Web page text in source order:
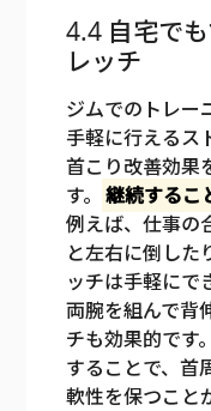
4.4 自宅で
レッチ
ジムでのトレー
手軽に行えるス
首こり改善効果
す。 継続するこ
例えば、仕事の
と左右に倒した
ッチは手軽にで
両腕を組んで背
チも効果的です
することで、首
軟性を保つこと